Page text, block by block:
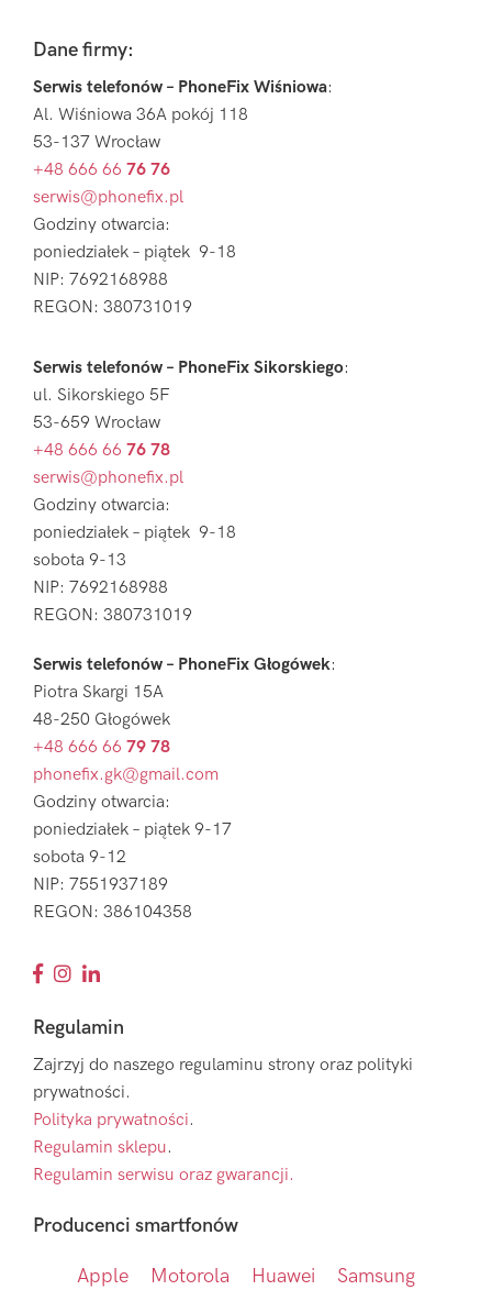
FooterDane firmy:
Serwis telefonów – PhoneFix Wiśniowa:
Al. Wiśniowa 36A pokój 118
53-137 Wrocław
+48 666 66 76 76
serwis@phonefix.pl
Godziny otwarcia:
poniedziałek – piątek 9-18
NIP: 7692168988
REGON: 380731019
Serwis telefonów – PhoneFix Sikorskiego:
ul. Sikorskiego 5F
53-659 Wrocław
+48 666 66 76 78
serwis@phonefix.pl
Godziny otwarcia:
poniedziałek – piątek 9-18
sobota 9-13
NIP: 7692168988
REGON: 380731019
Serwis telefonów – PhoneFix Głogówek:
Piotra Skargi 15A
48-250 Głogówek
+48 666 66 79 78
phonefix.gk@gmail.com
Godziny otwarcia:
poniedziałek – piątek 9-17
sobota 9-12
NIP: 7551937189
REGON: 386104358
Regulamin
Zajrzyj do naszego regulaminu strony oraz polityki
prywatności.
Polityka prywatności.
Regulamin sklepu.
Regulamin serwisu oraz gwarancji.
Producenci smartfonów
Apple Motorola Huawei Samsung